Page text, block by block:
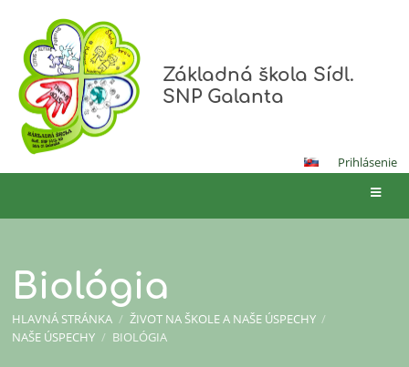
Základná škola Sídl.
SNP Galanta
Prihlásenie
Biológia
HLAVNÁ STRÁNKA / ŽIVOT NA ŠKOLE A NAŠE ÚSPECHY /
NAŠE ÚSPECHY / BIOLÓGIA